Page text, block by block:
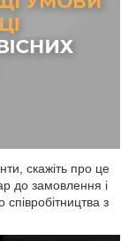
скажіть про це
до замовлення і
з